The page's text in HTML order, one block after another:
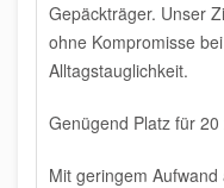
Gepäckträger. Unser
ohne Kompromisse
Alltagstauglichkeit.
Genügend Platz für
Mit geringem